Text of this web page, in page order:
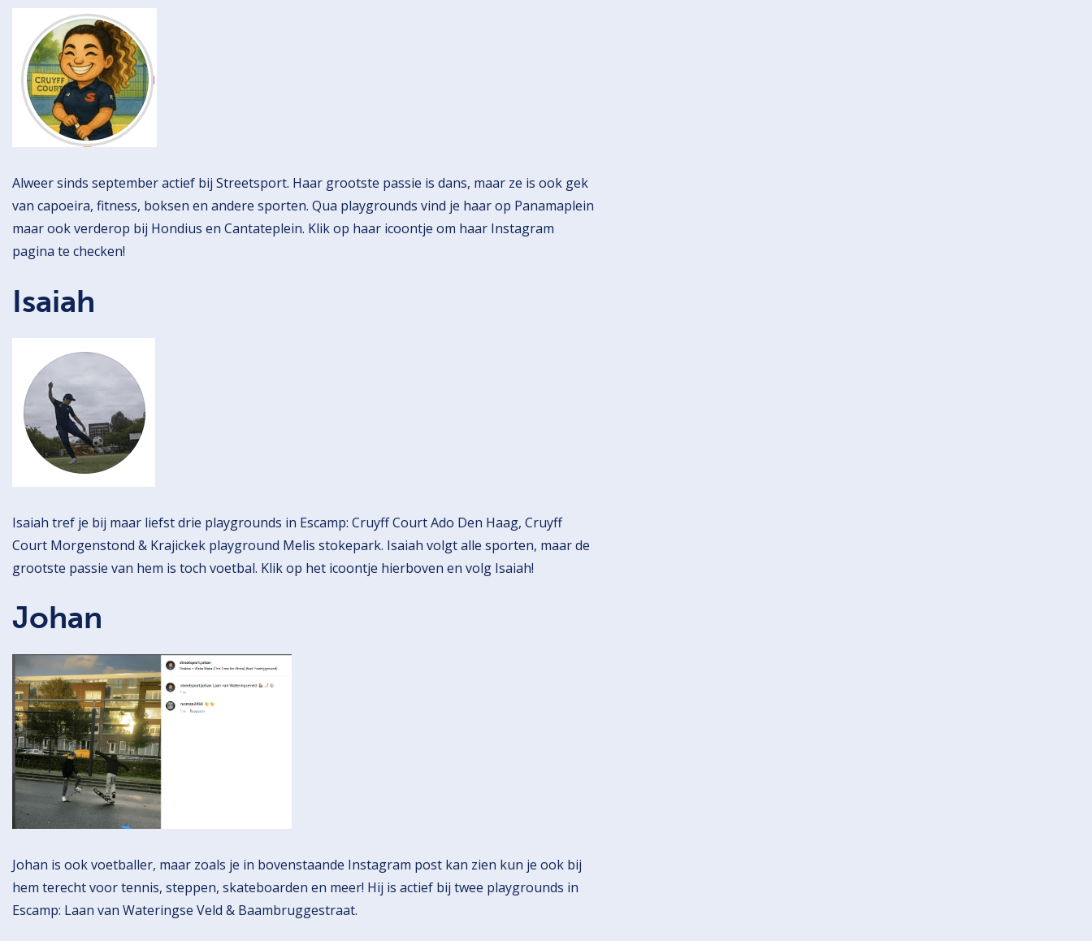
Alweer sinds september actief bij Streetsport. Haar grootste passie is dans, maar ze is ook gek
van capoeira, fitness, boksen en andere sporten. Qua playgrounds vind je haar op Panamaplein
maar ook verderop bij Hondius en Cantateplein. Klik op haar icoontje om haar Instagram
pagina te checken!
Isaiah
Isaiah tref je bij maar liefst drie playgrounds in Escamp: Cruyff Court Ado Den Haag, Cruyff
Court Morgenstond & Krajickek playground Melis stokepark. Isaiah volgt alle sporten, maar de
grootste passie van hem is toch voetbal. Klik op het icoontje hierboven en volg Isaiah!
Johan
Johan is ook voetballer, maar zoals je in bovenstaande Instagram post kan zien kun je ook bij
hem terecht voor tennis, steppen, skateboarden en meer! Hij is actief bij twee playgrounds in
Escamp: Laan van Wateringse Veld & Baambruggestraat.